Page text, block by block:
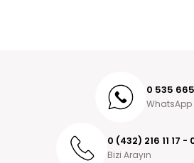
0 535
WhatsApp
0 (432) 216 11 17
Bizi Arayın